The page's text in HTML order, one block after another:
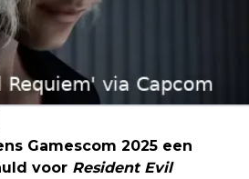
Gamescom 2025 een
voor Resident Evil